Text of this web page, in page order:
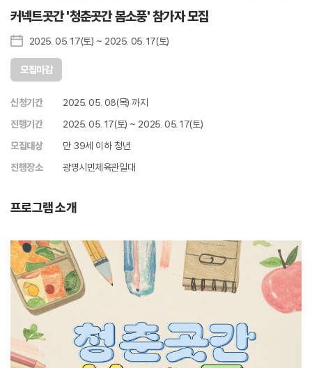
커넥트곳간 '청춘곳간 봄소풍' 참가자 모집
2025. 05. 17(토) ~ 2025. 05. 17(토)
모집마감
신청기간
2025. 05. 08(목) 까지
진행기간
2025. 05. 17(토) ~ 2025. 05. 17(토)
모집대상
만 39세 이하 청년
진행장소
광명시민체육관일대
프로그램 소개